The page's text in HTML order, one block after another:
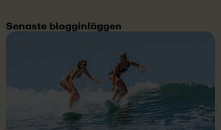
Senaste blogginläggen